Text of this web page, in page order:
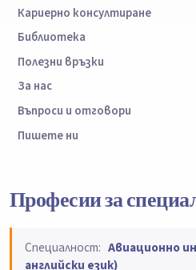
Кариерно консултиране
Библиотека
Полезни връзки
За нас
Въпроси и отговори
Пишете ни
Професии за
Специалност: Авиационно
английски език)